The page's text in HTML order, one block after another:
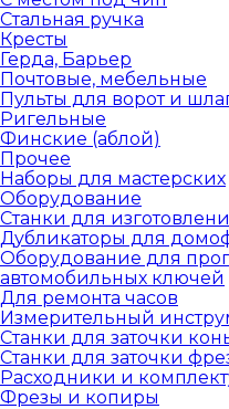
Стальная ручка
Кресты
Герда, Барьер
Почтовые, мебельные
Пульты для ворот и
Ригельные
Финские (аблой)
Прочее
Наборы для мастерских
Оборудование
Станки для
Дубликаторы для
Оборудование для
автомобильных ключей
Для ремонта часов
Измерительный
Станки для заточки
Станки для заточки
Расходники и
Фрезы и копиры